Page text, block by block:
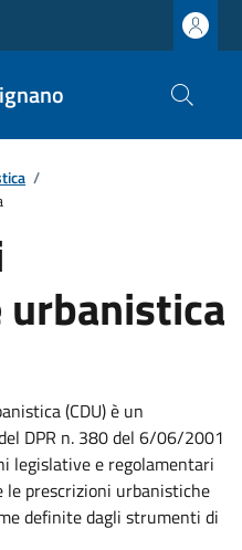
/
(CDU) è un
DPR n. 380 del 6/06/2001
legislative e regolamentari
le prescrizioni urbanistiche
definite dagli strumenti di